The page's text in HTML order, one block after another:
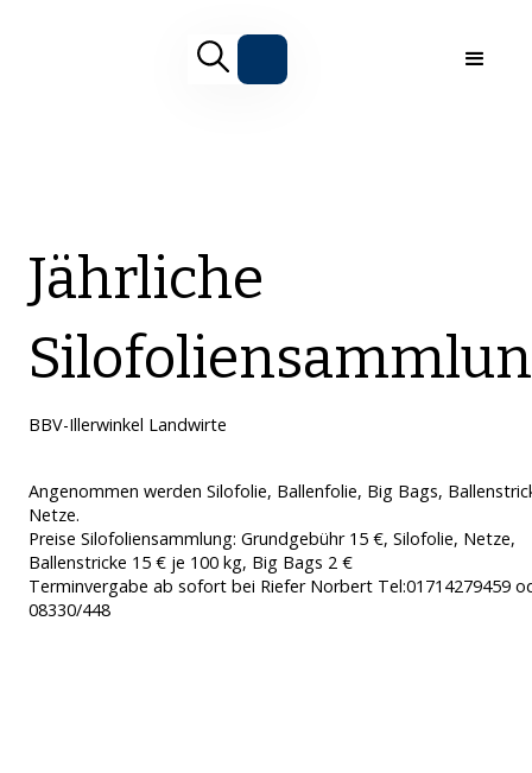
Jährliche
BBV-Illerwinkel Landwirte
Angenommen werden Silofolie, Ballenfolie, Big Bags,
Netze.
Preise Silofoliensammlung: Grundgebühr 15 €, Silofolie, Netze,
Ballenstricke 15 € je 100 kg, Big Bags 2 €
Terminvergabe ab sofort bei Riefer Norbert Tel:01714279459
08330/448